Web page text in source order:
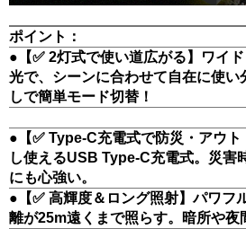
ポイント：
●【✅ 2灯式で使い道広がる】ワイ
光で、シーンに合わせて自在に使い
しで簡単モード切替！
●【✅ Type-C充電式で防災・アウ
し使えるUSB Type-C充電式。災害
にも心強い。
●【✅ 高輝度＆ロング照射】パワフ
離が25m遠くまで照らす。暗所や夜